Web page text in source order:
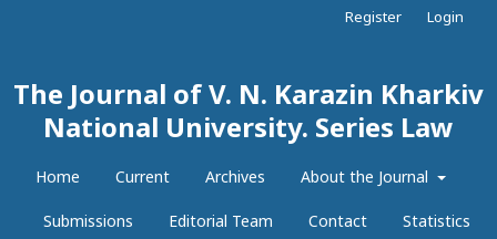
The Journal of V. N. Karazin Kharkiv
National University. Series Law
Home Current Archives About the Journal
Submissions Editorial Team Contact Statistics
Register Login